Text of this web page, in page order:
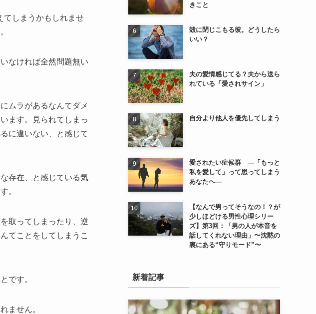
てしまうかもしれませ
なければ全然問題無い
ムラがあるなんてダメ
ます。見られてしまっ
に違いない、と感じて
存在、と感じている気
。
取ってしまったり、逆
てことをしてしまうこ
です。
ません。
きこと
殻に閉じこもる彼。どうしたら
いい？
夫の愛情感じてる？夫から送ら
れている「愛されサイン」
自分より他人を優先してしまう
愛されたい症候群 ―「もっと
私を愛して」って思ってしまう
あなたへ―
【なんで男ってそうなの！？が
少しほどける男性心理シリー
ズ】第3回：「男の人が本音を
話してくれない理由」〜沈黙の
裏にある“守りモード”〜
新着記事